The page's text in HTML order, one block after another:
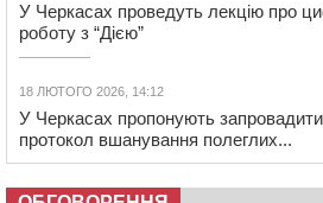
У Черкасах проведуть лекцію про
роботу з “Дією”
18 ЛЮТОГО 2026, 14:12
У Черкасах пропонують
протокол вшанування полеглих...